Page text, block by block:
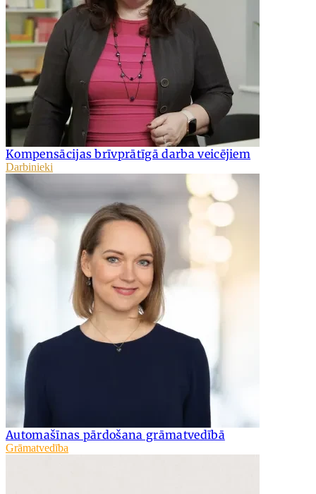
Kompensācijas brīvprātīgā darba veicējiem
Darbinieki
Automašīnas pārdošana grāmatvedībā
Grāmatvedība